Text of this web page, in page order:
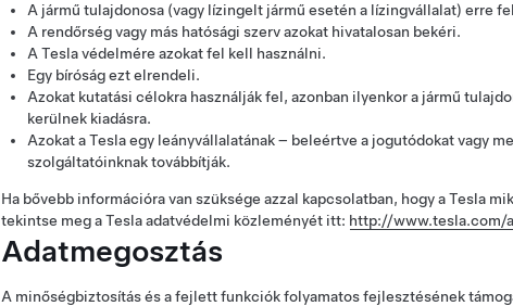
A jármű tulajdonosa (vagy lízingelt jármű esetén a lízingvállalat) erre
A rendőrség vagy más hatósági szerv azokat hivatalosan bekéri.
A Tesla védelmére azokat fel kell használni.
Egy bíróság ezt elrendeli.
Azokat kutatási célokra használják fel, azonban ilyenkor a jármű
kerülnek kiadásra.
Azokat a Tesla egy leányvállalatának – beleértve a jogutódokat vagy
szolgáltatóinknak továbbítják.
Ha bővebb információra van szüksége azzal kapcsolatban, hogy a Tesla
tekintse meg a Tesla adatvédelmi közleményét itt: http://www.tesla.com/
Adatmegosztás
A minőségbiztosítás és a fejlett funkciók folyamatos fejlesztésének